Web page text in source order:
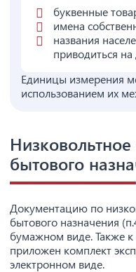
буквенные
имена
названия
приводиться на
Единицы измерения
использованием их
бытового
Документацию по
бытового назначения
бумажном виде. Также
приложен комплект
электронном виде.